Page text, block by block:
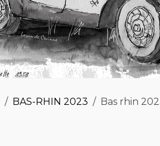
BAS-RHIN 2023 Bas rhin